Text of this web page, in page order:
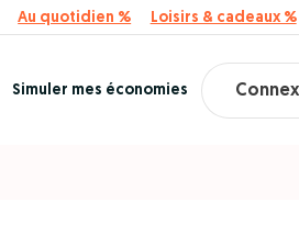
Au quotidien % Loisirs & cadeaux %
Simuler mes économies